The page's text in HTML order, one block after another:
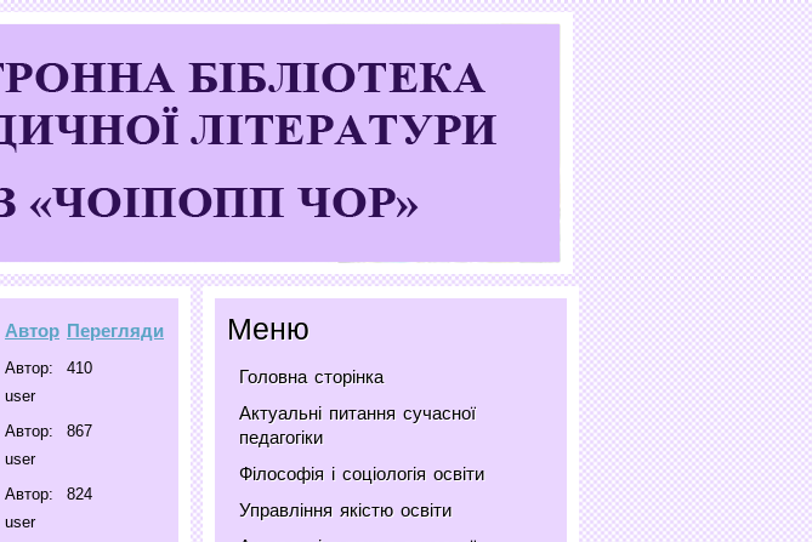
Автор Перегляди
Автор:
user
410
Автор:
user
867
Автор:
user
824
Меню
Головна сторінка
Актуальні питання сучасної
педагогіки
Філософія і соціологія освіти
Управління якістю освіти